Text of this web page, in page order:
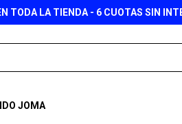
ENVÍO GRATIS A PARTIR DE $149.900
JOMA